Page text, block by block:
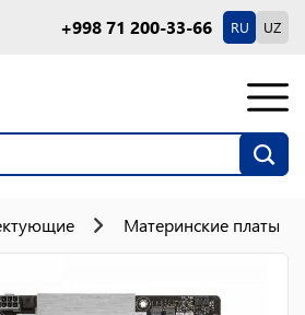
+998 71 200-33-66 RU UZ
Материнские платы